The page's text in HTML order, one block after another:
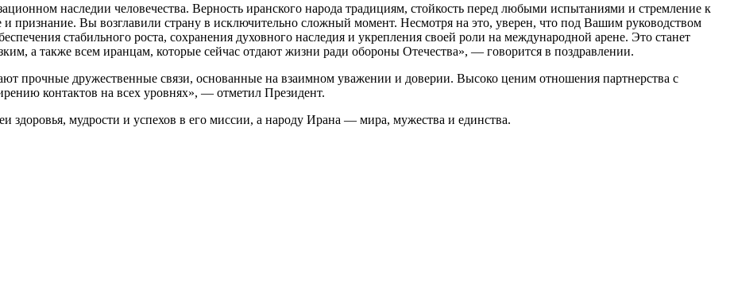
наследии человечества. Верность иранского народа традициям, стойкость перед любыми испытаниями и стремление к
признание. Вы возглавили страну в исключительно сложный момент. Несмотря на это, уверен, что под Вашим руководством
стабильного роста, сохранения духовного наследия и укрепления своей роли на международной арене. Это станет
а также всем иранцам, которые сейчас отдают жизни ради обороны Отечества», — говорится в поздравлении.
прочные дружественные связи, основанные на взаимном уважении и доверии. Высоко ценим отношения партнерства с
контактов на всех уровнях», — отметил Президент.
мудрости и успехов в его миссии, а народу Ирана — мира, мужества и единства.